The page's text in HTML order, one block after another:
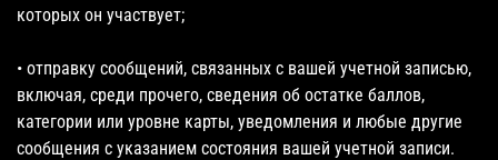
которых он участвует;
• отправку сообщений, связанных с вашей учетной записью,
включая, среди прочего, сведения об остатке баллов,
категории или уровне карты, уведомления и любые другие
сообщения с указанием состояния вашей учетной записи.